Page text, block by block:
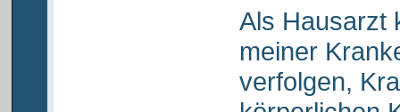
Als Hausarzt
meiner
verfolgen,